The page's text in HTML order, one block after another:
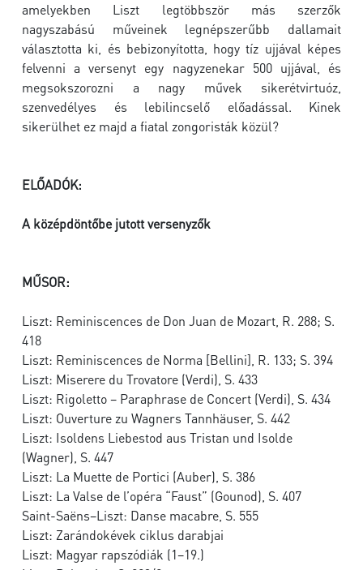
amelyekben Liszt legtöbbször más szerzők
nagyszabású műveinek legnépszerűbb dallamait
választotta ki, és bebizonyította, hogy tíz ujjával képes
felvenni a versenyt egy nagyzenekar 500 ujjával, és
megsokszorozni a nagy művek sikerétvirtuóz,
szenvedélyes és lebilincselő előadással. Kinek
sikerülhet ez majd a fiatal zongoristák közül?
ELŐADÓK:
A középdöntőbe jutott versenyzők
MŰSOR:
Liszt: Reminiscences de Don Juan de Mozart, R. 288; S.
418
Liszt: Reminiscences de Norma [Bellini], R. 133; S. 394
Liszt: Miserere du Trovatore (Verdi), S. 433
Liszt: Rigoletto – Paraphrase de Concert (Verdi), S. 434
Liszt: Ouverture zu Wagners Tannhäuser, S. 442
Liszt: Isoldens Liebestod aus Tristan und Isolde
(Wagner), S. 447
Liszt: La Muette de Portici (Auber), S. 386
Liszt: La Valse de l’opéra “Faust” (Gounod), S. 407
Saint-Saëns–Liszt: Danse macabre, S. 555
Liszt: Zarándokévek ciklus darabjai
Liszt: Magyar rapszódiák (1–19.)